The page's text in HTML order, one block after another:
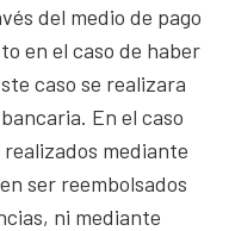
del medio de pago
en el caso de haber
caso se realizara
En el caso
mediante
ser reembolsados
ni mediante